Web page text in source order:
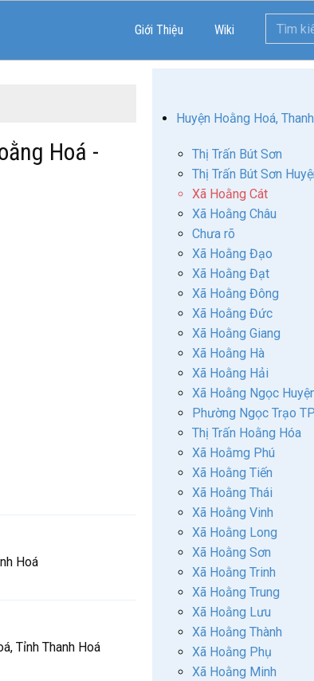
Giới Thiệu Wiki
Hoá -
Hoá
Tỉnh Thanh Hoá
Huyện Hoằng Hoá,
Thị Trấn Bút Sơn
Thị Trấn Bút Sơn
Xã Hoằng Cát
Xã Hoằng Châu
Chưa rõ
Xã Hoằng Đạo
Xã Hoằng Đạt
Xã Hoằng Đông
Xã Hoằng Đức
Xã Hoằng Giang
Xã Hoằng Hà
Xã Hoằng Hải
Xã Hoằng Ngọc
Phường Ngọc Trạo
Thị Trấn Hoằng Hóa
Xã Hoằmg Phú
Xã Hoằng Tiến
Xã Hoằng Thái
Xã Hoằng Vinh
Xã Hoằng Long
Xã Hoằng Sơn
Xã Hoằng Trinh
Xã Hoằng Trung
Xã Hoằng Lưu
Xã Hoằng Thành
Xã Hoằng Phụ
Xã Hoằng Minh